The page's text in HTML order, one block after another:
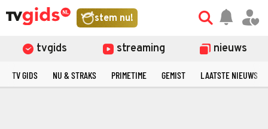
stem nu!
tvgids streaming nieuws
TV GIDS NU & STRAKS PRIMETIME GEMIST LAATSTE NIEUWS